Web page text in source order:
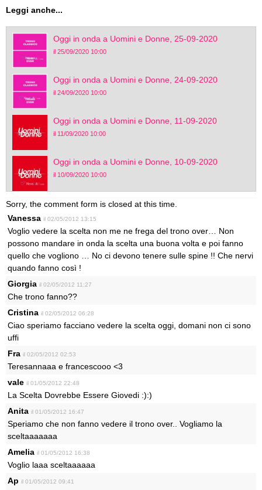
Leggi anche...
Oggi in onda a Uomini e Donne, 25-09-2020
il 25/09/2020 10:00
Oggi in onda a Uomini e Donne, 24-09-2020
il 24/09/2020 10:00
Oggi in onda a Uomini e Donne, 11-09-2020
il 11/09/2020 10:00
Oggi in onda a Uomini e Donne, 10-09-2020
il 10/09/2020 10:00
Sorry, the comment form is closed at this time.
Vanessa il 02/05/2012 13:15
Voglio vedere la scelta non me ne frega del trono over… Non
possono mandare in onda la scelta una buona volta e poi fanno
quello che vogliono … No ci devono tenere sulle spine !! Che nervi
quando fanno così !
Giorgia il 02/05/2012 11:27
Che trono fanno??
Cristina il 02/05/2012 06:28
Ciao speriamo facciano vedere la scelta oggi, domani non ci sono
uffi
Fra il 02/05/2012 02:53
Teresannaaa e francescooo <3
vale il 01/05/2012 22:48
La Scelta Dovrebbe Essere Giovedi :):)
Anita il 01/05/2012 16:47
Speriamo che non fanno vedere il trono over.. Vogliamo la
sceltaaaaaaa
Amelia il 01/05/2012 16:38
Voglio laaa sceltaaaaaa
Ap il 01/05/2012 09:41